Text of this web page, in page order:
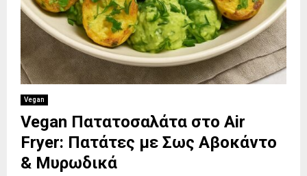
Vegan
Vegan Πατατοσαλάτα στο Air
Fryer: Πατάτες με Σως Αβοκάντο
& Μυρωδικά